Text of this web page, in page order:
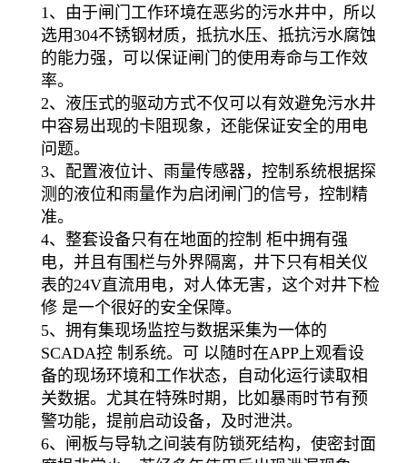
1、由于闸门工作环境在恶劣的污水井中，所以
选用304不锈钢材质，抵抗水压、抵抗污水腐蚀
的能力强，可以保证闸门的使用寿命与工作效
率。
2、液压式的驱动方式不仅可以有效避免污水井
中容易出现的卡阻现象，还能保证安全的用电
问题。
3、配置液位计、雨量传感器，控制系统根据探
测的液位和雨量作为启闭闸门的信号，控制精
准。
4、整套设备只有在地面的控制 柜中拥有强
电，并且有围栏与外界隔离，井下只有相关仪
表的24V直流用电，对人体无害，这个对井下检
修 是一个很好的安全保障。
5、拥有集现场监控与数据采集为一体的
SCADA控 制系统。可 以随时在APP上观看设
备的现场环境和工作状态，自动化运行读取相
关数据。尤其在特殊时期，比如暴雨时节有预
警功能，提前启动设备，及时泄洪。
6、闸板与导轨之间装有防锁死结构，使密封面